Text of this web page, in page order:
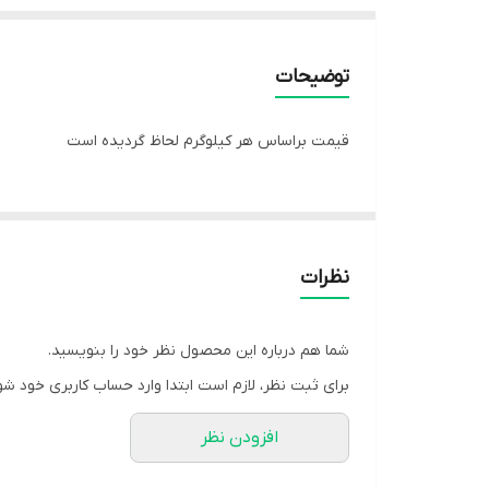
توضیحات
قیمت براساس هر کیلوگرم لحاظ گردیده است
نظرات
شما هم درباره این محصول نظر خود را بنویسید.
برای ثبت نظر، لازم است ابتدا وارد حساب کاربری خود
افزودن نظر